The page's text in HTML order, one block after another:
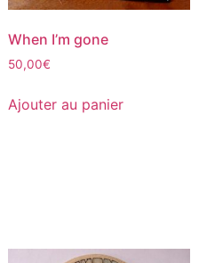
When I’m gone
50,00€
Ajouter au panier